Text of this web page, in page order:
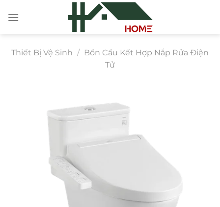
đến
Thiết Bị Vệ Sinh / Bồn Cầu Kết Hợp Nắp Rửa Điện
Tử